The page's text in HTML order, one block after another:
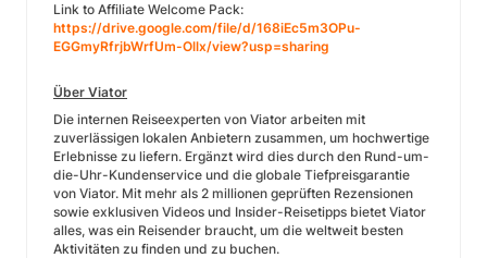
Link to Affiliate Welcome Pack:
https://drive.google.com/file/d/168iEc5m3OPu-
EGGmyRfrjbWrfUm-Ollx/view?usp=sharing
Über Viator
Die internen Reiseexperten von Viator arbeiten mit
zuverlässigen lokalen Anbietern zusammen, um hochwertige
Erlebnisse zu liefern. Ergänzt wird dies durch den Rund-um-
die-Uhr-Kundenservice und die globale Tiefpreisgarantie
von Viator. Mit mehr als 2 millionen geprüften Rezensionen
sowie exklusiven Videos und Insider-Reisetipps bietet Viator
alles, was ein Reisender braucht, um die weltweit besten
Aktivitäten zu finden und zu buchen.